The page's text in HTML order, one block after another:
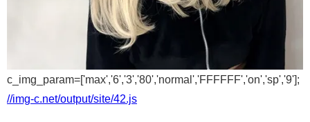
c_img_param=['max','6','3','80','normal','FFFFFF','on','sp','9'];
//img-c.net/output/site/42.js